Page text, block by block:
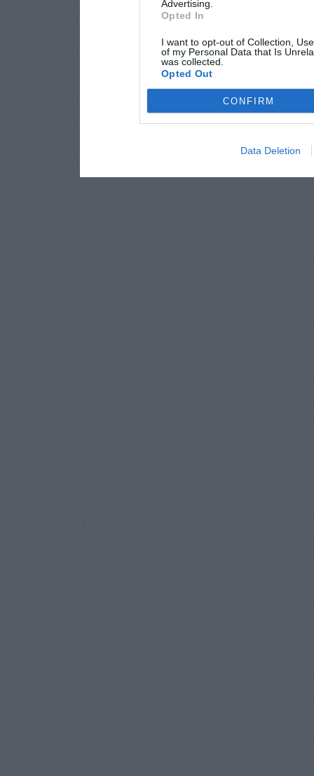
Advertising.
Opted In
I want to opt-out of Collection,
of my Personal Data that Is
was collected.
Opted Out
CONFIRM
Data Deletion